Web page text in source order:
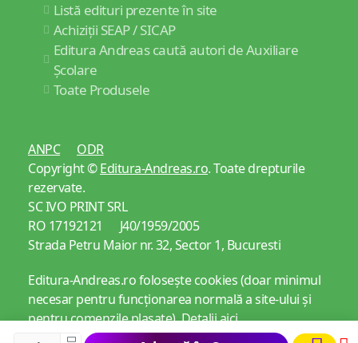
Listă edituri prezente în site
Achiziții SEAP / SICAP
Editura Andreas caută autori de Auxiliare
Școlare
Toate Produsele
ANPC
ODR
Copyright ©Editura-Andreas.ro. Toate drepturile
rezervate.
SC IVO PRINT SRL
RO 17192121 J40/1959/2005
Strada Petru Maior nr. 32, Sector 1, Bucuresti
Editura-Andreas.ro folosește cookies (doar minimul
necesar pentru funcționarea normală a site-ului și
pentru comenzile plasate).Detalii aici